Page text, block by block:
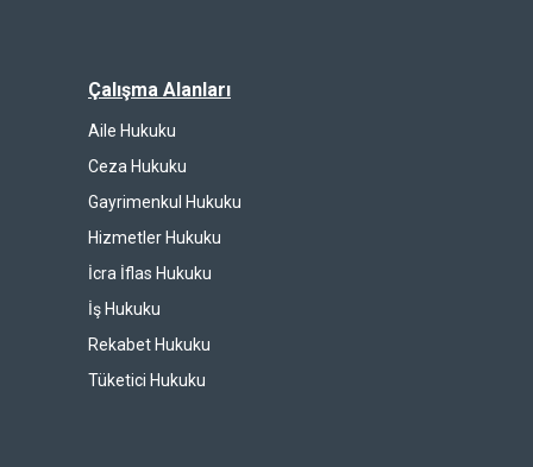
Çalışma Alanları
Aile Hukuku
Ceza Hukuku
Gayrimenkul Hukuku
Hizmetler Hukuku
İcra İflas Hukuku
İş Hukuku
Rekabet Hukuku
Tüketici Hukuku